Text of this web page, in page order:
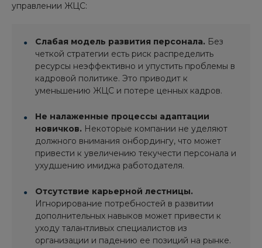
управлении ЖЦС:
Слабая модель развития персонала. Без
четкой стратегии есть риск распределить
ресурсы неэффективно и упустить проблемы в
кадровой политике. Это приводит к
уменьшению ЖЦС и потере ценных кадров.
Не налаженные процессы адаптации
новичков. Некоторые компании не уделяют
должного внимания онбордингу, что может
привести к увеличению текучести персонала и
ухудшению имиджа работодателя.
Отсутствие карьерной лестницы.
Игнорирование потребностей в развитии
дополнительных навыков может привести к
уходу талантливых специалистов из
организации и падению ее позиций на рынке.